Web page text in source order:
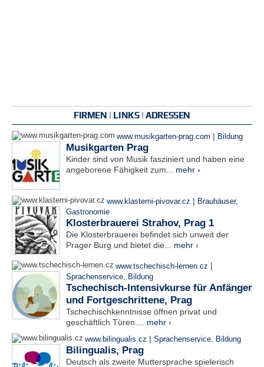
FIRMEN | LINKS | ADRESSEN
www.musikgarten-prag.com | Bildung
Musikgarten Prag
Kinder sind von Musik fasziniert und haben eine
angeborene Fähigkeit zum... mehr ›
www.klasterni-pivovar.cz | Brauhäuser,
Gastronomie
Klosterbrauerei Strahov, Prag 1
Die Klosterbrauerei befindet sich unweit der
Prager Burg und bietet die... mehr ›
www.tschechisch-lernen.cz |
Sprachenservice, Bildung
Tschechisch-Intensivkurse für Anfänger
und Fortgeschrittene, Prag
Tschechischkenntnisse öffnen privat und
geschäftlich Türen.... mehr ›
www.bilingualis.cz | Sprachenservice, Bildung
Bilingualis, Prag
Deutsch als zweite Muttersprache spielerisch